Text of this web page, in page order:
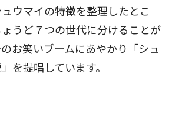
ウマイの特徴を整理したとこ
うど７つの世代に分けることが
お笑いブームにあやかり「シュ
を提唱しています。